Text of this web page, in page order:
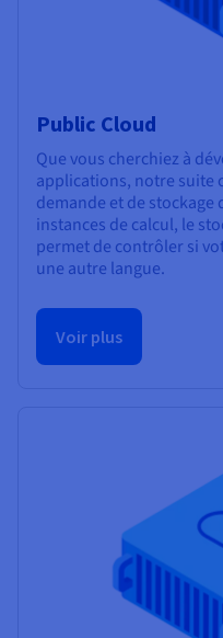
Public Cloud
Que vous cherchiez à
applications, notre suite
demande et de stockage
instances de calcul, le
permet de contrôler si
une autre langue.
Voir plus